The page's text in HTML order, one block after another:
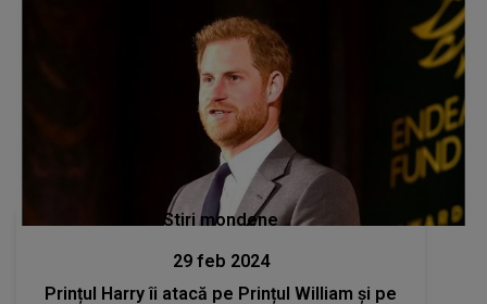
Stiri mondene
29 feb 2024
Prințul Harry îi atacă pe Prințul William și pe